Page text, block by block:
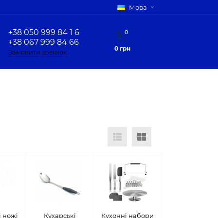
Мова
+38 050 999 84 1 6
+38 067 999 84 66
Замовити дзвінок
0
0 грн
ножі Кухарські Кухонні набори